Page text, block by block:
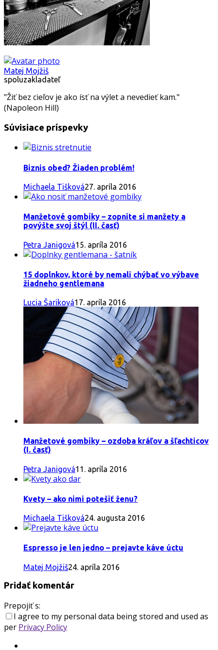
Matej Mojžiš
spoluzakladateľ
"Žiť bez cieľov je ako ísť na výlet a nevedieť kam."
(Napoleon Hill)
Súvisiace príspevky
Biznis obed? Žiaden problém!
Michaela Tišková27. apríla 2016
Manžetové gombíky – zopnite si manžety a
povýšte svoj štýl (II. časť)
Petra Janigová15. apríla 2016
15 doplnkov, ktoré by nemali chýbať vo výbave
žiadneho gentlemana
Lucia Šariková17. apríla 2016
Manžetové gombíky – ozdoba kráľov a šľachticov
(I. časť)
Petra Janigová11. apríla 2016
Kvety – ako nimi potešiť ženu?
Michaela Tišková24. augusta 2016
Espresso je len jedno – prejavte káve úctu
Matej Mojžiš24. apríla 2016
Pridať komentár
Prepojiť s:
I agree to my personal data being stored and used as
per Privacy Policy